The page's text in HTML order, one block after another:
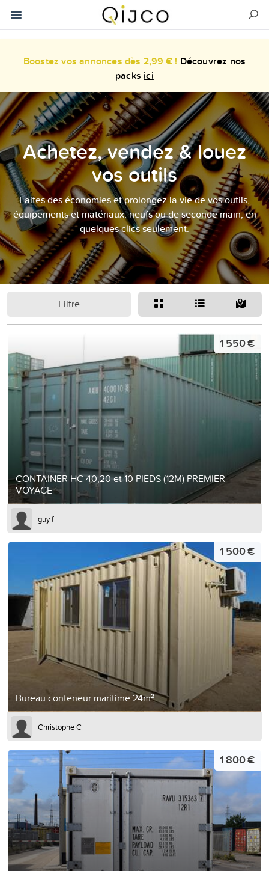
Boostez vos annonces dès 2,99 € ! Découvrez nos
packs ici
Achetez, vendez & louez
vos outils
Faites des économies et prolongez la vie de vos outils,
équipements et matériaux, neufs ou de seconde main, en
quelques clics seulement.
Filtre
CONTAINER HC 40,20 et 10 PIEDS (12M) PREMIER
VOYAGE
1 550 €
guy f
Bureau conteneur maritime 24m²
1 500 €
Christophe C
1 800 €